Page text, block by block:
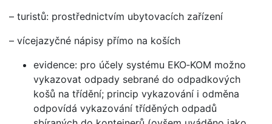
– turistů: prostřednictvím ubytovacích zařízení
– vícejazyčné nápisy přímo na koších
evidence: pro účely systému EKO‑KOM možno
vykazovat odpady sebrané do odpadkových
košů na třídění; princip vykazování i odměna
odpovídá vykazování tříděných odpadů